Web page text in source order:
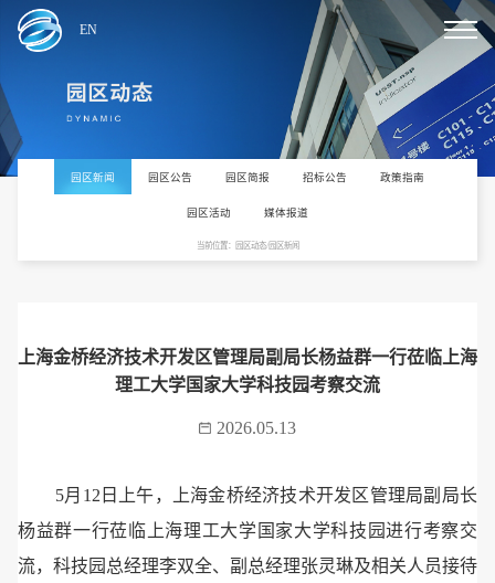
EN
园区新闻 园区公告 园区简报 招标公告 政策指南
园区活动 媒体报道
当前位置：园区动态/园区新闻
上海金桥经济技术开发区管理局副局长杨益群一行莅临上海
理工大学国家大学科技园考察交流
2026.05.13
5月12日上午，上海金桥经济技术开发区管理局副局长
杨益群一行莅临上海理工大学国家大学科技园进行考察交
流，科技园总经理李双全、副总经理张灵琳及相关人员接待